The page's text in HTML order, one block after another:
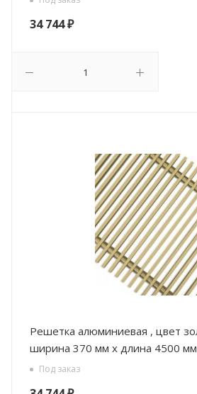
34 744₽
Решетка алюминиевая , цвет золото РРА,
ширина 370 мм х длина 4500 мм
Под заказ